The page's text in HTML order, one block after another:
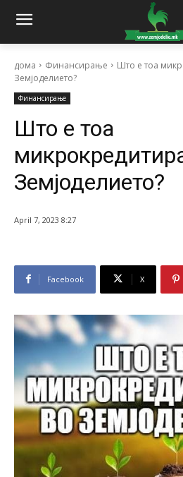
дома Финансирање
Што е тоа
Земјоделието?
Финансирање
Што е тоа
Земјоделието?
April 7, 2023 8:27
Facebook X